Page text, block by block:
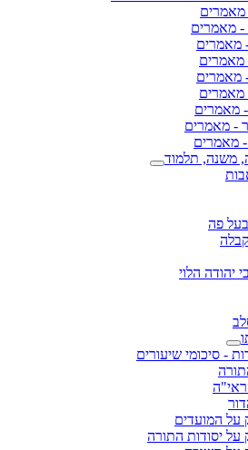
מאמרים
- מאמרים
מאמרים
מאמרים
מאמרים
מאמרים
מאמרים
- מאמרים
- מאמרים
משנה, תלמוד
פה
יהודה הלוי
- סיכומי שיעורים
על המועדים
על יסודות התורה